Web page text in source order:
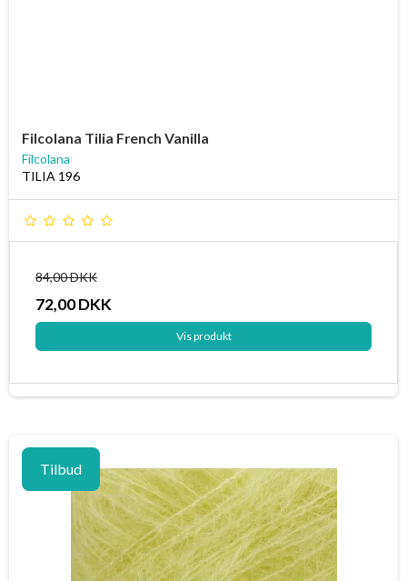
Filcolana Tilia French Vanilla
Filcolana
TILIA 196
84,00 DKK
72,00 DKK
Vis produkt
Tilbud